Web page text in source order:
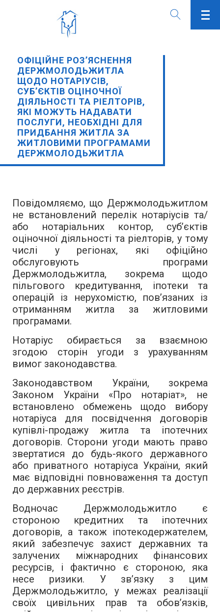
ОФІЦІЙНЕ РОЗ’ЯСНЕННЯ
ДЕРЖМОЛОДЬЖИТЛА
ЩОДО НОТАРІУСІВ,
СУБ’ЄКТІВ ОЦІНОЧНОЇ
ДІЯЛЬНОСТІ ТА РІЕЛТОРІВ,
ЯКІ МОЖУТЬ НАДАВАТИ
ПОСЛУГИ, НЕОБХІДНІ ДЛЯ
ПРИДБАННЯ ЖИТЛА ЗА
ЖИТЛОВИМИ ПРОГРАМАМИ
ДЕРЖМОЛОДЬЖИТЛА
Повідомляємо, що Держмолодьжитлом
не встановлений перелік нотаріусів та/
або нотаріальних контор, суб’єктів
оціночної діяльності та ріелторів, у тому
числі у регіонах, які офіційно
обслуговують програми
Держмолодьжитла, зокрема щодо
пільгового кредитування, іпотеки та
операцій із нерухомістю, пов’язаних із
отриманням житла за житловими
програмами.
Нотаріус обирається за взаємною
згодою сторін угоди з урахуванням
вимог законодавства.
Законодавством України, зокрема
Законом України «Про нотаріат», не
встановлено обмежень щодо вибору
нотаріуса для посвідчення договорів
купівлі-продажу житла та іпотечних
договорів. Сторони угоди мають право
звертатися до будь-якого державного
або приватного нотаріуса України, який
має відповідні повноваження та доступ
до державних реєстрів.
Водночас Держмолодьжитло є
стороною кредитних та іпотечних
договорів, а також іпотекодержателем,
який забезпечує захист державних та
залучених міжнародних фінансових
ресурсів, і фактично є стороною, яка
несе ризики. У зв’язку з цим
Держмолодьжитло, у межах реалізації
своїх цивільних прав та обов’язків,